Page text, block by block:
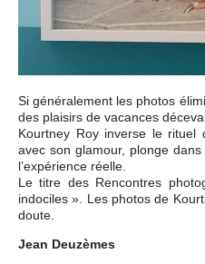
Si généralement les photos
des plaisirs de vacances
Kourtney Roy inverse le rituel
avec son glamour, plonge
l’expérience réelle.
Le titre des Rencontres
indociles ». Les photos de
doute.
Jean Deuzèmes